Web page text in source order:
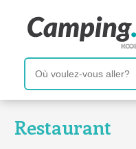
Restaurant